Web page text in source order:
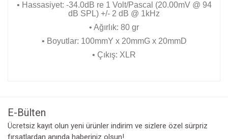
• Hassasiyet: -34.0dB re 1 Volt/Pascal (20.00mV @ 94
dB SPL) +/- 2 dB @ 1kHz
• Ağırlık: 80 gr
• Boyutlar: 100mmY x 20mmG x 20mmD
• Çıkış: XLR
Ürün resmi kalitesiz, bozuk veya görüntülenemiyor.
E-Bülten
Ücretsiz kayıt olun yeni ürünler indirim ve sizlere özel sürpriz
fırsatlardan anında haberiniz olsun!